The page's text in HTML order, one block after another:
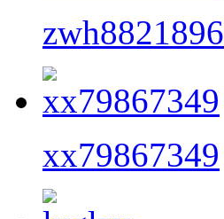
zwh8821896
xx79867349